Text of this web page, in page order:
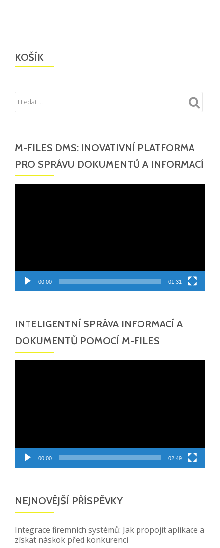
KOŠÍK
M-FILES DMS: INOVATIVNÍ PLATFORMA
PRO SPRÁVU DOKUMENTŮ A INFORMACÍ
00:00 01:31
INTELIGENTNÍ SPRÁVA INFORMACÍ A
DOKUMENTŮ POMOCÍ M-FILES
00:00 02:49
NEJNOVĚJŠÍ PŘÍSPĚVKY
Integrace firemních systémů: Jak propojit aplikace a
získat náskok před konkurencí